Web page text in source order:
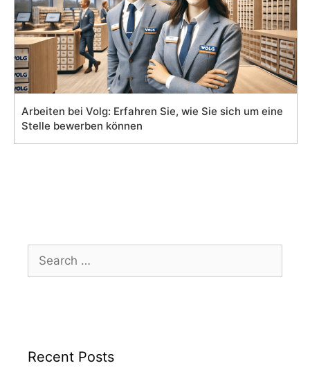
Arbeiten bei Volg: Erfahren Sie, wie Sie sich um eine
Stelle bewerben können
for:
Recent Posts